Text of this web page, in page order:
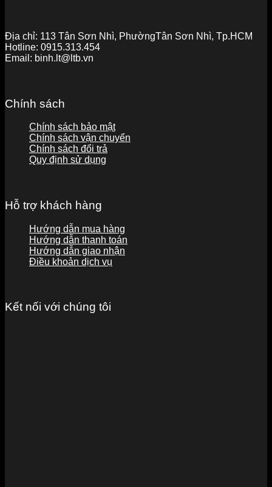
Địa chỉ: 113 Tân Sơn Nhì, PhườngTân Sơn Nhì, Tp.HCM
Hotline: 0915.313.454
Email: binh.lt@ltb.vn
Chính sách
Chính sách bảo mật
Chính sách vận chuyển
Chính sách đổi trả
Quy định sử dụng
Hỗ trợ khách hàng
Hướng dẫn mua hàng
Hướng dẫn thanh toán
Hướng dẫn giao nhận
Điều khoản dịch vụ
Kết nối với chúng tôi